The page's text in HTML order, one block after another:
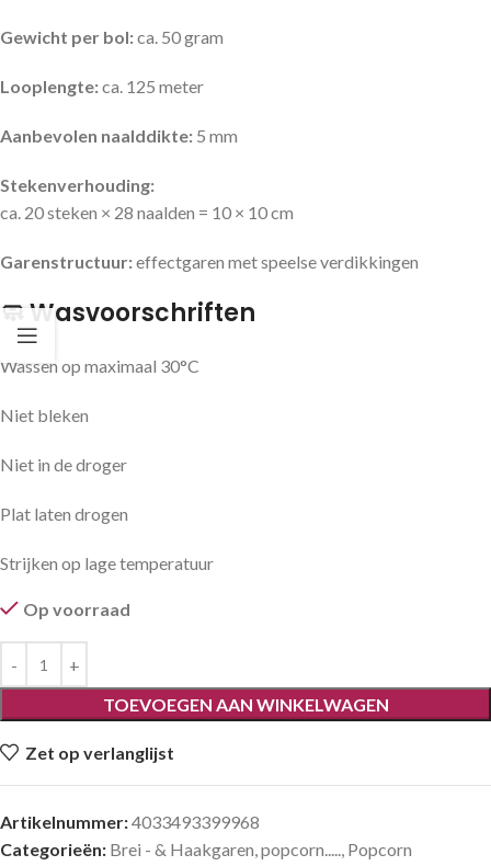
Gewicht per bol:ca. 50 gram
Looplengte:ca. 125 meter
Aanbevolen naalddikte: 5 mm
Stekenverhouding:
ca. 20 steken × 28 naalden = 10 × 10 cm
Garenstructuur:effectgaren met speelse verdikkingen
🧼 Wasvoorschriften
Wassen op maximaal 30°C
Niet bleken
Niet in de droger
Plat laten drogen
Strijken op lage temperatuur
Op voorraad
TOEVOEGEN AAN WINKELWAGEN
Zet op verlanglijst
Artikelnummer:4033493399968
Categorieën: Brei - & Haakgaren,popcorn....., Popcorn